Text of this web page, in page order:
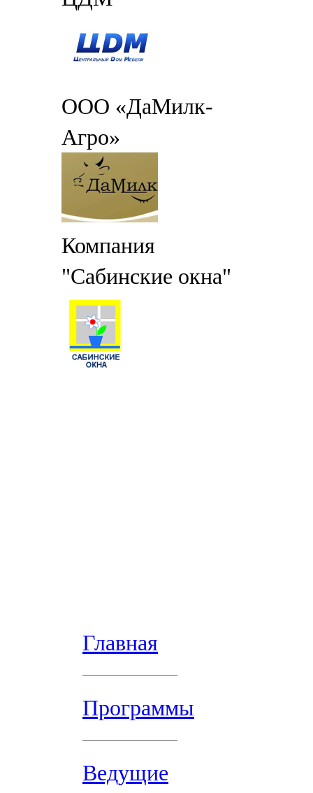
ООО «ДаМилк-
Агро»
Компания
"Сабинские окна"
Главная
Программы
Ведущие